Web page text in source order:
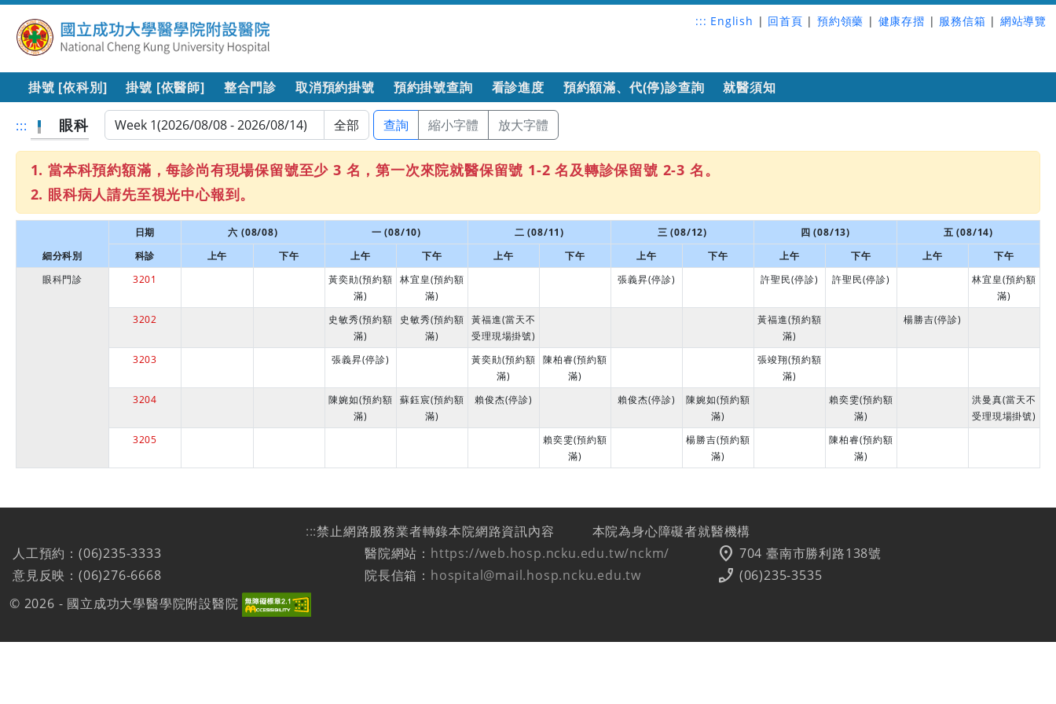
::: English | 回首頁 | 預約領藥 | 健康存摺 | 服務信箱 | 網站導覽
掛號 [依科別] 掛號 [依醫師] 整合門診 取消預約掛號 預約掛號查詢 看診進度 預約額滿、代(停)診查詢 就醫須知
::: 眼科 查詢 縮小字體 放大字體
當本科預約額滿，每診尚有現場保留號至少 3 名，第一次來院就醫保留號 1-2 名及轉診保留號 2-3 名。
眼科病人請先至視光中心報到。
細分科別
日期 六 (08/08) 一 (08/10) 二 (08/11) 三 (08/12) 四 (08/13)
五 (08/14)
科診
上午 下午 上午 下午 上午 下午 上午 下午 上午 下午 上午
下午
眼科門診
3201
黃奕勛(預約額
滿)
林宜皇(預約額
滿)
張義昇(停診) 許聖民(停診) 許聖民(停診)
林宜皇(預約額
滿)
3202
史敏秀(預約額
滿)
史敏秀(預約額
滿)
黃福進(當天不
受理現場掛號)
黃福進(預約額
滿)
楊勝吉(停診)
3203 張義昇(停診)
黃奕勛(預約額
滿)
陳柏睿(預約額
滿)
張竣翔(預約額
滿)
3204
陳婉如(預約額
滿)
蘇鈺宸(預約額
滿)
賴俊杰(停診) 賴俊杰(停診)
陳婉如(預約額
滿)
賴奕雯(預約額
滿)
洪曼真(當天不
受理現場掛號)
3205
賴奕雯(預約額
滿)
楊勝吉(預約額
滿)
陳柏睿(預約額
滿)
:::禁止網路服務業者轉錄本院網路資訊內容
本院為身心障礙者就醫機構
人工預約：(06)235-3333
意見反映：(06)276-6668
醫院網站： https://web.hosp.ncku.edu.tw/nckm/
院長信箱： hospital@mail.hosp.ncku.edu.tw
location_on 704 臺南市勝利路138號
phone_enabled (06)235-3535
© 2026 - 國立成功大學醫學院附設醫院